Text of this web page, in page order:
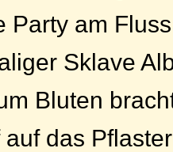
Party am
Sklave
Bluten
das